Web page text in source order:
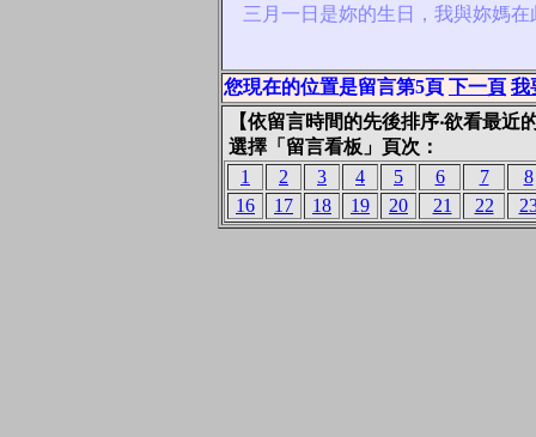
三月一日是妳的生日，我與妳媽在
您現在的位置是留言第5頁 下一頁 我
【依留言時間的先後排序‧欲看最近
選擇「留言看板」頁次：
1
2 3 4 5 6 7
8
16
17 18 19 20 21 22